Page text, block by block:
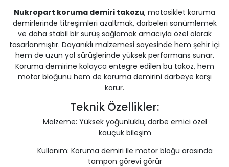
Nukropart koruma demiri takozu, motosiklet koruma
demirlerinde titreşimleri azaltmak, darbeleri sönümlemek
ve daha stabil bir sürüş sağlamak amacıyla özel olarak
tasarlanmıştır. Dayanıklı malzemesi sayesinde hem şehir içi
hem de uzun yol sürüşlerinde yüksek performans sunar.
Koruma demirine kolayca entegre edilen bu takoz, hem
motor bloğunu hem de koruma demirini darbeye karşı
korur.
Teknik Özellikler:
Malzeme: Yüksek yoğunluklu, darbe emici özel
kauçuk bileşim
Kullanım: Koruma demiri ile motor bloğu arasında
tampon görevi görür